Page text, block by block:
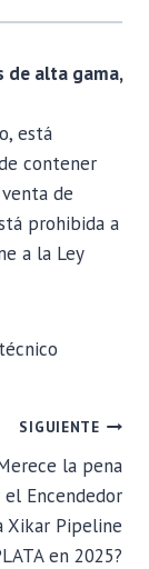
de alta gama,
está
contener
de
prohibida a
a la Ley
SIGUIENTE
la pena
Encendedor
Xikar Pipeline
en 2025?